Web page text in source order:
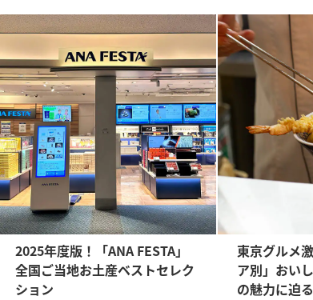
2025年度版！「ANA FESTA」
全国ご当地お土産ベストセレク
ション
東京グルメ
ア別」おい
の魅力に迫